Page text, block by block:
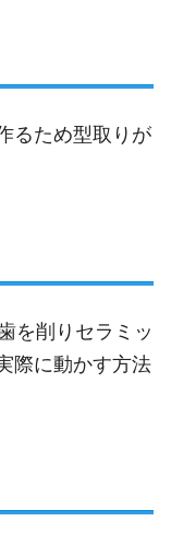
るため型取りが
を削りセラミッ
際に動かす方法